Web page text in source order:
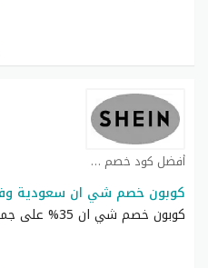
أفضل كود خصم شي ان كوبون
كوبون خصم شي ان سعودية وفر 35% على كل
كوبون خصم شي ان 35% على جميع المنتجات على شي